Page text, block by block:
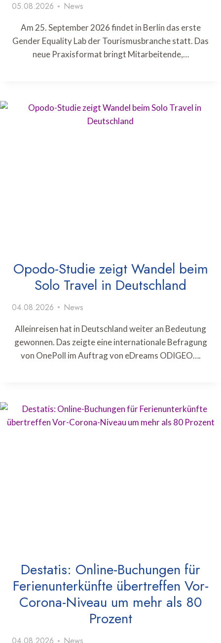
05.08.2026 News
Am 25. September 2026 findet in Berlin das erste
Gender Equality Lab der Tourismusbranche statt. Das
neue Praxisformat bringt Mitarbeitende,…
Opodo-Studie zeigt Wandel beim
Solo Travel in Deutschland
04.08.2026 News
Alleinreisen hat in Deutschland weiter an Bedeutung
gewonnen. Das zeigte eine internationale Befragung
von OnePoll im Auftrag von eDreams ODIGEO….
Destatis: Online-Buchungen für
Ferienunterkünfte übertreffen Vor-
Corona-Niveau um mehr als 80
Prozent